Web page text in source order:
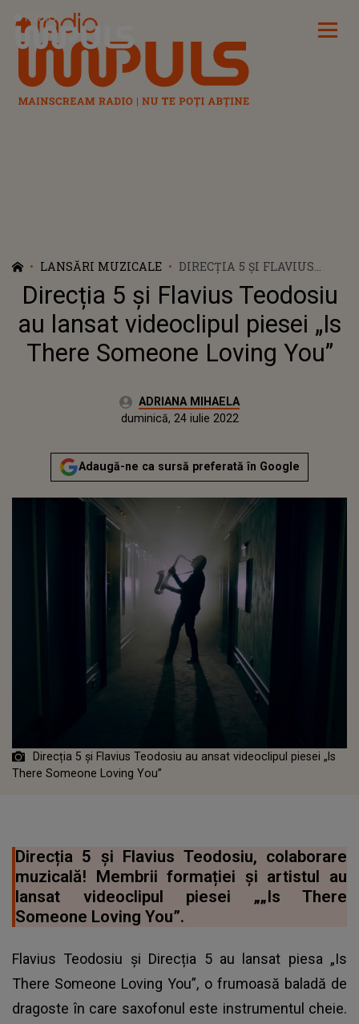
Radio Impuls
LANSĂRI MUZICALE
DIRECȚIA 5 ȘI FLAVIUS
TEODOSIU AU LANSAT
VIDEOCLIPUL PIESEI „IS
THERE SOMEONE LOVING
YOU”
Direcția 5 și Flavius Teodosiu
au lansat videoclipul piesei „Is
There Someone Loving You”
Autor:ADRIANA MIHAELA
Actualizat:
duminică, 24 iulie 2022
Adaugă-ne ca sursă preferată în Google
Direcția 5 și Flavius Teodosiu au ansat videoclipul piesei „Is
There Someone Loving You”
Direcția 5 și Flavius Teodosiu, colaborare
muzicală! Membrii formației și artistul au
lansat videoclipul piesei „„Is There
Someone Loving You”.
Flavius Teodosiu și Direcția 5 au lansat piesa „Is
There Someone Loving You”, o frumoasă baladă de
dragoste în care saxofonul este instrumentul cheie.